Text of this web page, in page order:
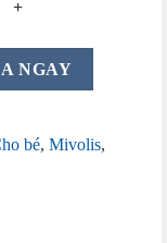
NGAY
bé, Mivolis,